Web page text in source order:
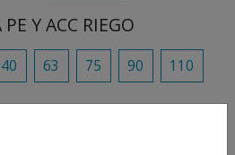
Y ACC RIEGO
40 63 75 90 110